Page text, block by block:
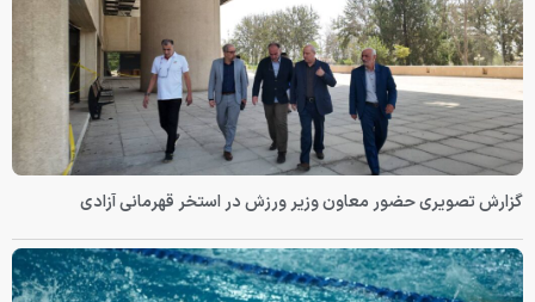
گزارش تصویری حضور معاون وزیر ورزش در استخر قهرمانی آزادی